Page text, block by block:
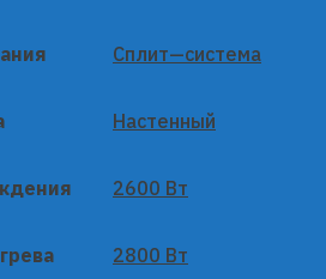
Сплит—система
Настенный
2600 Вт
2800 Вт